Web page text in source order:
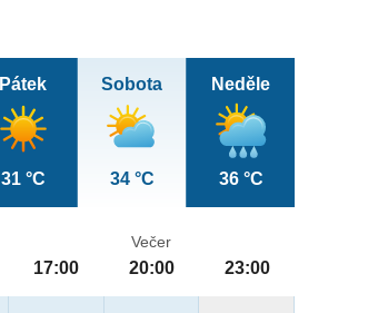
Pátek
31 °C
Sobota
34 °C
Neděle
36 °C
17:00
Večer
20:00 23:00